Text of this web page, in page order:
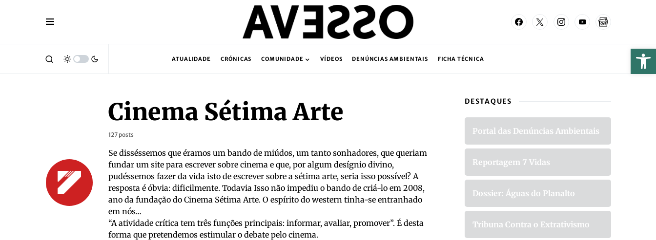
ATUALIDADE CRÓNICAS COMUNIDADE VÍDEOS DENÚNCIAS AMBIENTAIS FICHA TÉCNICA
Cinema Sétima Arte
127 posts
Se disséssemos que éramos um bando de miúdos, um tanto sonhadores, que queriam
fundar um site para escrever sobre cinema e que, por algum desígnio divino,
pudéssemos fazer da vida isto de escrever sobre a sétima arte, seria isso possível? A
resposta é óbvia: dificilmente. Todavia Isso não impediu o bando de criá-lo em 2008,
ano da fundação do Cinema Sétima Arte. O espírito do western tinha-se entranhado
em nós…
“A atividade crítica tem três funções principais: informar, avaliar, promover”. É desta
forma que pretendemos estimular o debate pelo cinema.
DESTAQUES
Portal das Denúncias Ambientais
Reportagem 7 Vidas
Dossier: Águas do Planalto
Tribuna Contra o Extrativismo